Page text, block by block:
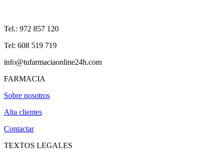
Tel.: 972 857 120
Tel: 608 519 719
info@tufarmaciaonline24h.com
FARMACIA
Sobre nosotros
Alta clientes
Contactar
TEXTOS LEGALES